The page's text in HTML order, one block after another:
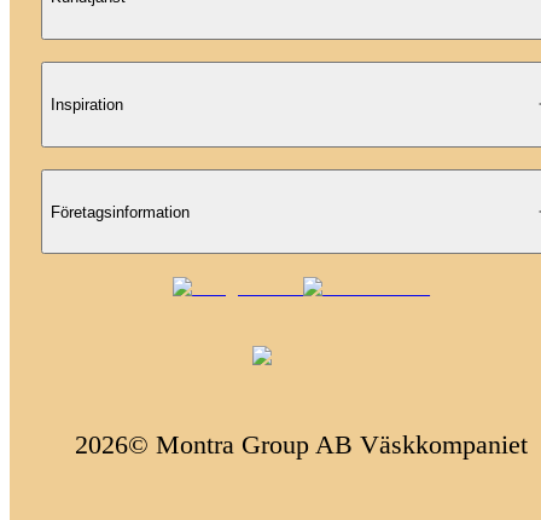
Inspiration
Företagsinformation
2026© Montra Group AB Väskkompaniet